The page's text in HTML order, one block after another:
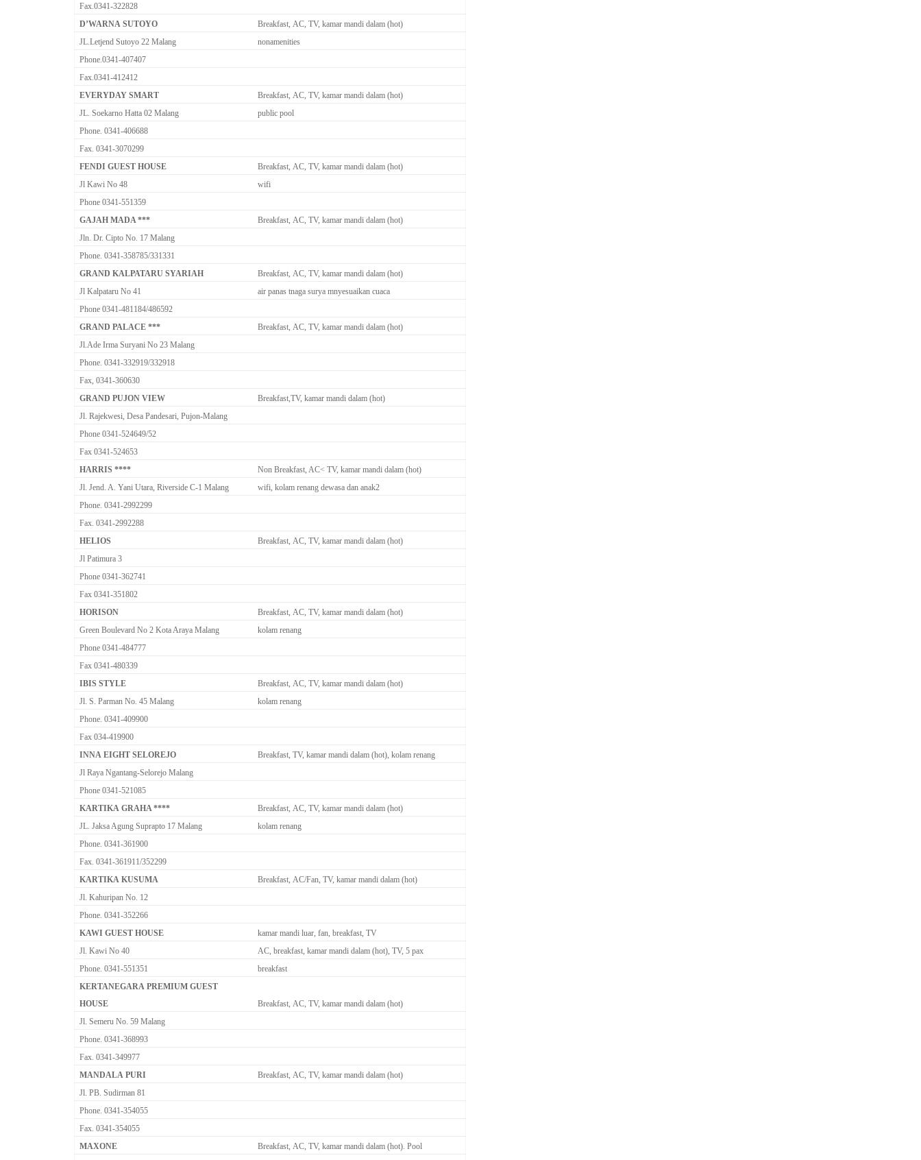
Fax.0341-322828
D’WARNA SUTOYO
Breakfast, AC, TV, kamar mandi dalam (hot)
JL.Letjend Sutoyo 22 Malang
nonamenities
Phone.0341-407407
Fax.0341-412412
EVERYDAY SMART
Breakfast, AC, TV, kamar mandi dalam (hot)
JL. Soekarno Hatta 02 Malang
public pool
Phone. 0341-406688
Fax. 0341-3070299
FENDI GUEST HOUSE
Breakfast, AC, TV, kamar mandi dalam (hot)
Jl Kawi No 48
wifi
Phone 0341-551359
GAJAH MADA ***
Breakfast, AC, TV, kamar mandi dalam (hot)
Jln. Dr. Cipto No. 17 Malang
Phone. 0341-358785/331331
GRAND KALPATARU SYARIAH
Breakfast, AC, TV, kamar mandi dalam (hot)
Jl Kalpataru No 41
air panas tnaga surya mnyesuaikan cuaca
Phone 0341-481184/486592
GRAND PALACE ***
Breakfast, AC, TV, kamar mandi dalam (hot)
Jl.Ade Irma Suryani No 23 Malang
Phone. 0341-332919/332918
Fax, 0341-360630
GRAND PUJON VIEW
Breakfast,TV, kamar mandi dalam (hot)
Jl. Rajekwesi, Desa Pandesari, Pujon-Malang
Phone 0341-524649/52
Fax 0341-524653
HARRIS ****
Non Breakfast, AC< TV, kamar mandi dalam (hot)
Jl. Jend. A. Yani Utara, Riverside C-1 Malang
wifi, kolam renang dewasa dan anak2
Phone. 0341-2992299
Fax. 0341-2992288
HELIOS
Breakfast, AC, TV, kamar mandi dalam (hot)
Jl Patimura 3
Phone 0341-362741
Fax 0341-351802
HORISON
Breakfast, AC, TV, kamar mandi dalam (hot)
Green Boulevard No 2 Kota Araya Malang
kolam renang
Phone 0341-484777
Fax 0341-480339
IBIS STYLE
Breakfast, AC, TV, kamar mandi dalam (hot)
Jl. S. Parman No. 45 Malang
kolam renang
Phone. 0341-409900
Fax 034-419900
INNA EIGHT SELOREJO
Breakfast, TV, kamar mandi dalam (hot), kolam renang
Jl Raya Ngantang-Selorejo Malang
Phone 0341-521085
KARTIKA GRAHA ****
Breakfast, AC, TV, kamar mandi dalam (hot)
JL. Jaksa Agung Suprapto 17 Malang
kolam renang
Phone. 0341-361900
Fax. 0341-361911/352299
KARTIKA KUSUMA
Breakfast, AC/Fan, TV, kamar mandi dalam (hot)
Jl. Kahuripan No. 12
Phone. 0341-352266
KAWI GUEST HOUSE
kamar mandi luar, fan, breakfast, TV
Jl. Kawi No 40
AC, breakfast, kamar mandi dalam (hot), TV, 5 pax
Phone. 0341-551351
breakfast
KERTANEGARA PREMIUM GUEST
HOUSE
Breakfast, AC, TV, kamar mandi dalam (hot)
Jl. Semeru No. 59 Malang
Phone. 0341-368993
Fax. 0341-349977
MANDALA PURI
Breakfast, AC, TV, kamar mandi dalam (hot)
Jl. PB. Sudirman 81
Phone. 0341-354055
Fax. 0341-354055
MAXONE
Breakfast, AC, TV, kamar mandi dalam (hot). Pool